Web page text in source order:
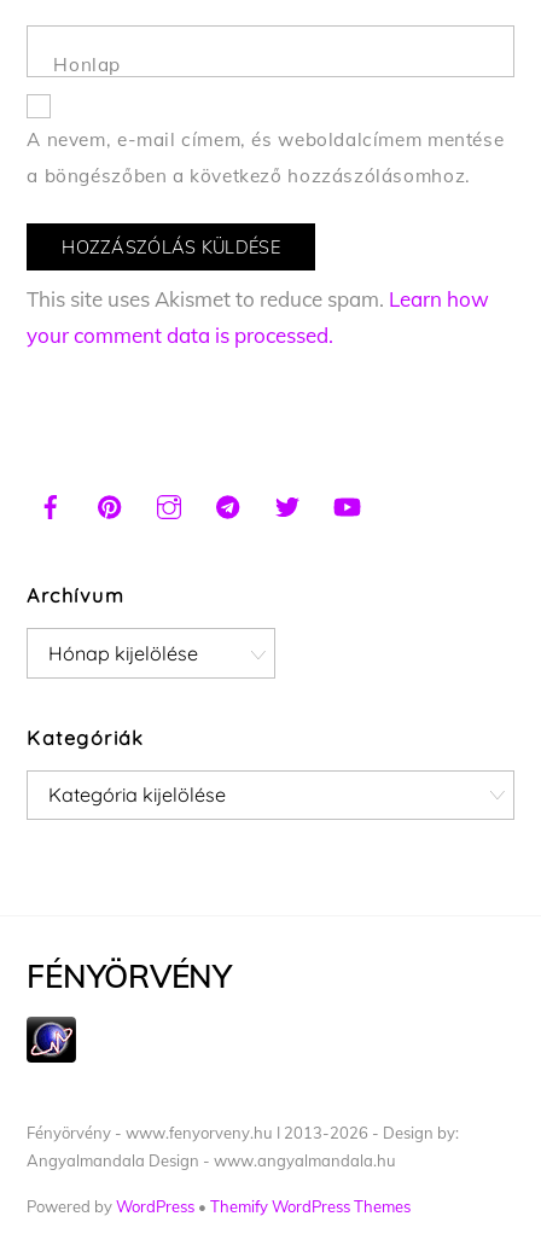
Honlap
A nevem, e-mail címem, és weboldalcímem mentése
a böngészőben a következő hozzászólásomhoz.
This site uses Akismet to reduce spam. Learn how
your comment data is processed.
Archívum
Archívum
Kategóriák
Kategóriák
FÉNYÖRVÉNY
Fényörvény - www.fenyorveny.hu I 2013-2026 - Design by:
Angyalmandala Design - www.angyalmandala.hu
Powered byWordPress •Themify WordPress Themes